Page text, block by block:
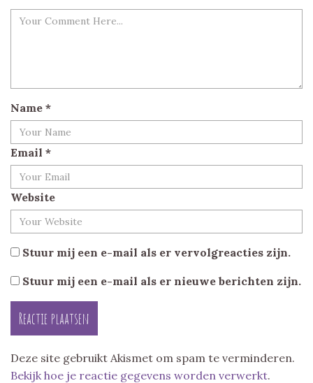
Name *
Email *
Website
Stuur mij een e-mail als er vervolgreacties zijn.
Stuur mij een e-mail als er nieuwe berichten zijn.
Deze site gebruikt Akismet om spam te verminderen.
Bekijk hoe je reactie gegevens worden verwerkt.